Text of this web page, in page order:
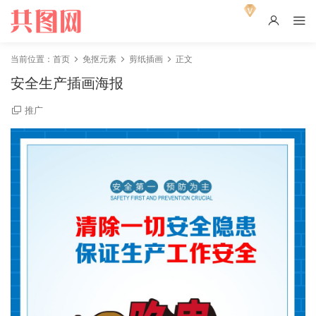
当前位置： 首页 免抠元素 剪纸插画 正文
安全生产插画海报
推广